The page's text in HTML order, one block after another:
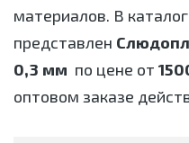
материалов. В
представлен
0,3 мм по цене от
оптовом заказе